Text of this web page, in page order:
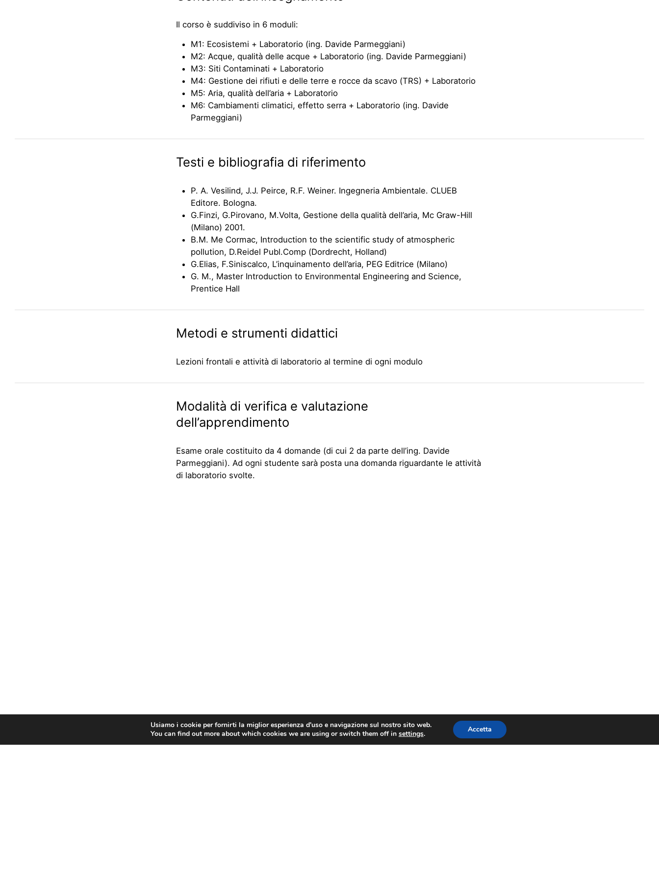
Il corso è suddiviso in 6 moduli:
M1: Ecosistemi + Laboratorio (ing. Davide Parmeggiani)
M2: Acque, qualità delle acque + Laboratorio (ing. Davide Parmeggiani)
M3: Siti Contaminati + Laboratorio
M4: Gestione dei rifiuti e delle terre e rocce da scavo (TRS) + Laboratorio
M5: Aria, qualità dell’aria + Laboratorio
M6: Cambiamenti climatici, effetto serra + Laboratorio (ing. Davide
Parmeggiani)
Testi e bibliografia di riferimento
P. A. Vesilind, J.J. Peirce, R.F. Weiner. Ingegneria Ambientale. CLUEB
Editore. Bologna.
G.Finzi, G.Pirovano, M.Volta, Gestione della qualità dell’aria, Mc Graw-Hill
(Milano) 2001.
B.M. Me Cormac, Introduction to the scientific study of atmospheric
pollution, D.Reidel Publ.Comp (Dordrecht, Holland)
G.Elias, F.Siniscalco, L’inquinamento dell’aria, PEG Editrice (Milano)
G. M., Master Introduction to Environmental Engineering and Science,
Prentice Hall
Metodi e strumenti didattici
Lezioni frontali e attività di laboratorio al termine di ogni modulo
Modalità di verifica e valutazione
dell’apprendimento
Esame orale costituito da 4 domande (di cui 2 da parte dell’ing. Davide
Parmeggiani). Ad ogni studente sarà posta una domanda riguardante le attività
di laboratorio svolte.
Usiamo i cookie per fornirti la miglior esperienza d'uso e navigazione sul nostro sito web.
You can find out more about which cookies we are using or switch them off in settings. Accetta